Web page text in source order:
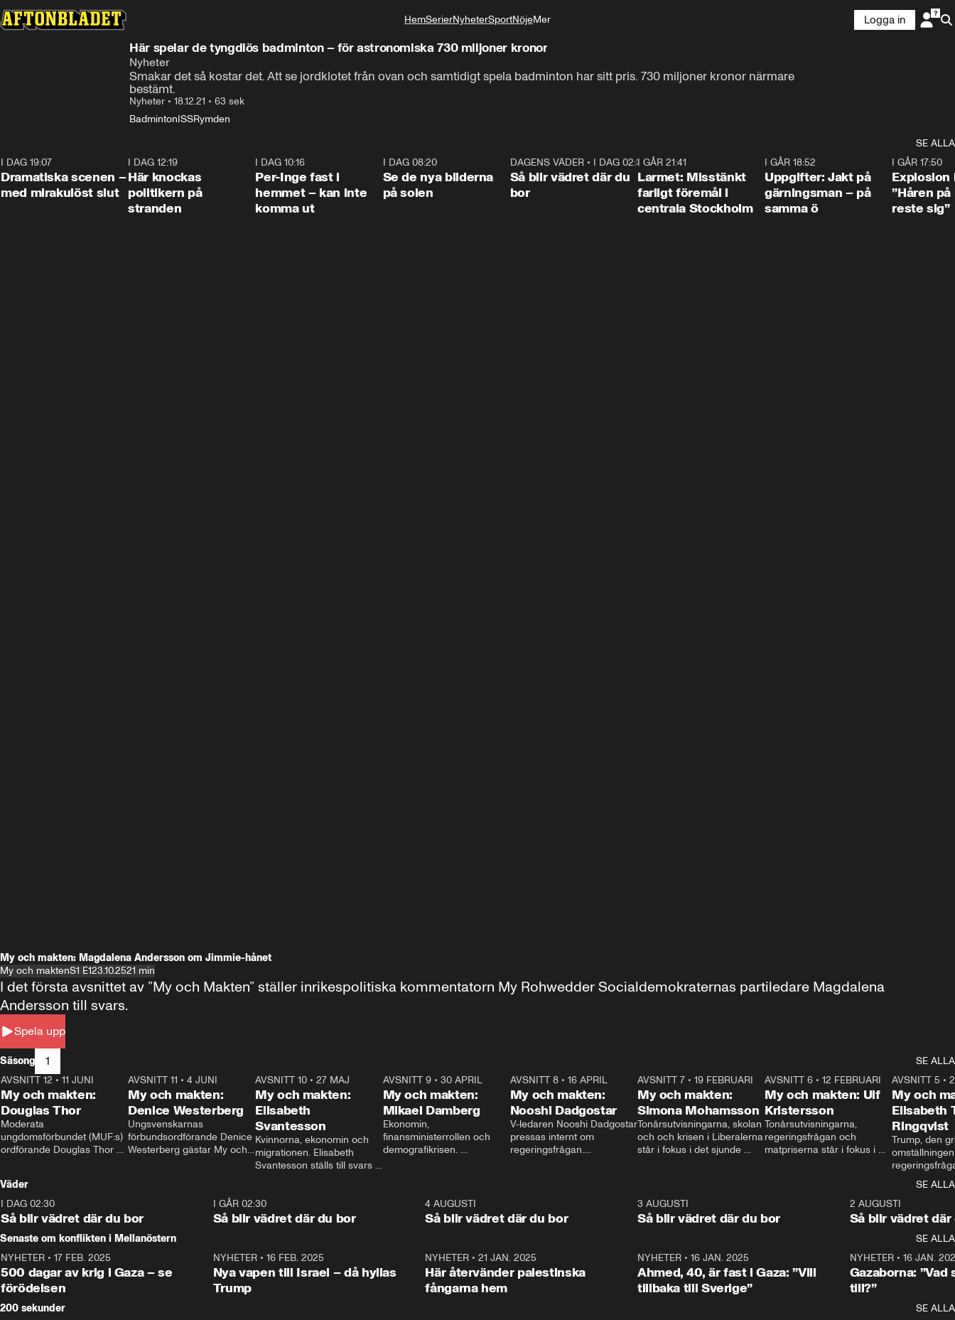
HemSerierNyheterSportNöjeMer
Livsstil
Logga in
Här spelar de tyngdlös badminton – för astronomiska 730 miljoner kronor
Nyheter
Smakar det så kostar det. Att se jordklotet från ovan och samtidigt spela badminton har sitt pris. 730 miljoner kronor närmare
bestämt.
Nyheter • 18.12.21 • 63 sek
BadmintonISSRymden
SE ALLA
I DAG 19:07
Dramatiska scenen –
med mirakulöst slut
I DAG 12:19
Här knockas
politikern på
stranden
I DAG 10:16
Per-Inge fast i
hemmet – kan inte
komma ut
I DAG 08:20
Se de nya bilderna
på solen
1:06
DAGENS VÄDER• I DAG 02:30
Så blir vädret där du
bor
I GÅR 21:41
Larmet: Misstänkt
farligt föremål i
centrala Stockholm
I GÅR 18:52
Uppgifter: Jakt på
gärningsman – på
samma ö
I GÅR 17:50
Explosion
”Håren
reste sig”
My och makten: Magdalena Andersson om Jimmie-hånet
My och maktenS1 E123.10.2521 min
Spela upp
I det första avsnittet av ”My och Makten” ställer inrikespolitiska kommentatorn My Rohwedder Socialdemokraternas partiledare Magdalena
Andersson till svars.
Säsong 1
SE ALLA
26:27
AVSNITT 12 • 11 JUNI
My och makten:
Douglas Thor
Moderata
ungdomsförbundet (MUF:s)
ordförande Douglas Thor
tonårsutvisningarna och hur
Moderaterna ska locka
väljare till valet i höst.
23:40
AVSNITT 11 •4 JUNI
My och makten:
Denice Westerberg
Ungsvenskarnas
förbundsordförande Denice
Westerberg gästar My och
AVSNITT 10 •27 MAJ
My och makten:
Elisabeth
Svantesson
Kvinnorna, ekonomin och
migrationen. Elisabeth
Svantesson ställs till svars
AVSNITT 9• 30 APRIL
My och makten:
Mikael Damberg
Ekonomin,
finansministerrollen och
demografikrisen.
och Makten.
AVSNITT 8• 16 APRIL
My och makten:
Nooshi Dadgostar
V-ledaren Nooshi Dadgostar
pressas internt om
regeringsfrågan.
– Vi ställer upp i val. Ska vi
vara med så sitter vi förstås
24:30
AVSNITT 7• 19 FEBRUARI
My och makten:
Simona Mohamsson
Tonårsutvisningarna, skolan
och och krisen i Liberalerna
står i fokus i det sjunde
kommentator My
Rohwedder ställer
utbildnings- och
Mohamsson till svars.
27:30
AVSNITT 6 •12 FEBRUARI
My och makten: Ulf
Kristersson
Tonårsutvisningarna,
regeringsfrågan och
matpriserna står i fokus i
Rohwedder ställer
statsminister Ulf Kristersson
AVSNITT 5 •
My och
Elisabeth
Ringqvist
Trump, den
centrum i
avsnittet av
Makten”. Se
Aftonbladets
Rohwedder
Thand Ring
Väder
SE ALLA
I DAG 02:30
Så blir vädret där du bor
1:06
I GÅR 02:30
Så blir vädret där du bor
4 AUGUSTI
Så blir vädret där du bor
3 AUGUSTI
Så blir vädret där du bor
2 AUGUSTI
Så blir vädret där
Senaste om konflikten i Mellanöstern
SE ALLA
NYHETER • 17 FEB. 2025
500 dagar av krig i Gaza – se
förödelsen
NYHETER• 16 FEB. 2025
Nya vapen till Israel – då hyllas
Trump
NYHETER •21 JAN. 2025
Här återvänder palestinska
fångarna hem
NYHETER• 16 JAN. 2025
Ahmed, 40, är fast i Gaza: ”Vill
tillbaka till Sverige”
NYHETER• 16 JAN.
Gazaborna:
till?”
200 sekunder
SE ALLA